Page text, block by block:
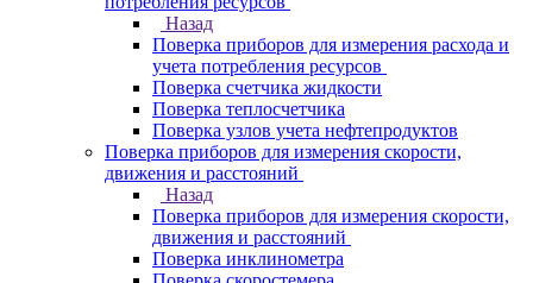
Назад
Поверка приборов для измерения расхода и
учета потребления ресурсов
Поверка счетчика жидкости
Поверка теплосчетчика
Поверка узлов учета нефтепродуктов
Поверка приборов для измерения скорости,
движения и расстояний
Назад
Поверка приборов для измерения скорости,
движения и расстояний
Поверка инклинометра